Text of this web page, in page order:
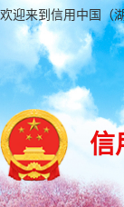
欢迎来到信用中国（
信